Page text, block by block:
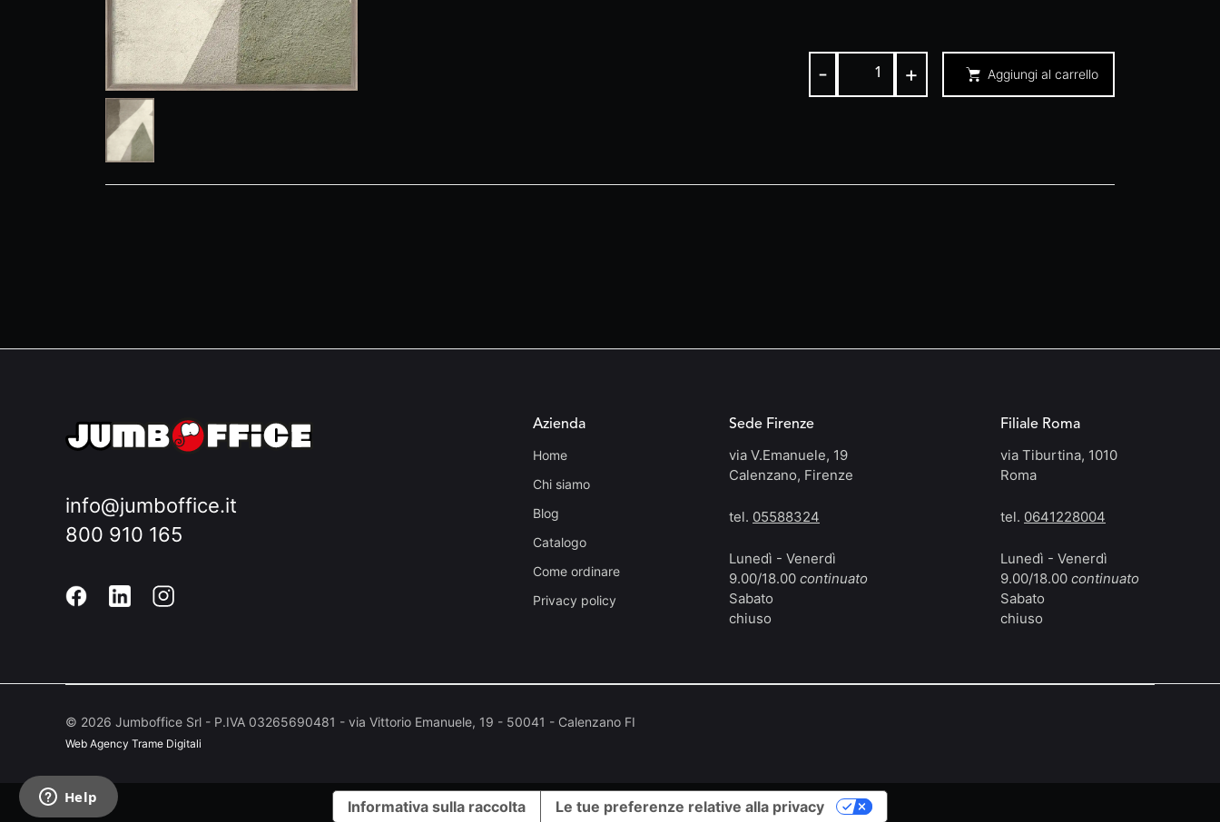
- + Aggiungi al carrello
info@jumboffice.it
800 910 165
Azienda
Home
Chi siamo
Blog
Catalogo
Come ordinare
Privacy policy
Sede Firenze
via V.Emanuele, 19
Calenzano, Firenze
tel. 05588324
Lunedì - Venerdì
9.00/18.00 continuato
Sabato
chiuso
Filiale Roma
via Tiburtina, 1010
Roma
tel. 0641228004
Lunedì - Venerdì
9.00/18.00 continuato
Sabato
chiuso
© 2026 Jumboffice Srl - P.IVA 03265690481 - via Vittorio Emanuele, 19 - 50041 - Calenzano FI
Web Agency Trame Digitali
Informativa sulla raccolta Le tue preferenze relative alla privacy